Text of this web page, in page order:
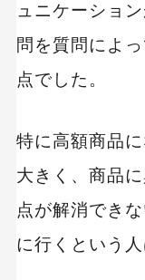
ュニケーショ
問を質問によ
点でした。
特に高額商品
大きく、商品
点が解消でき
に行くという